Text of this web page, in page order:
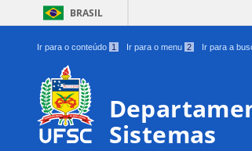
BRASIL
Ir para o conteúdo 1 Ir para o menu 2 Ir para a
Sistemas